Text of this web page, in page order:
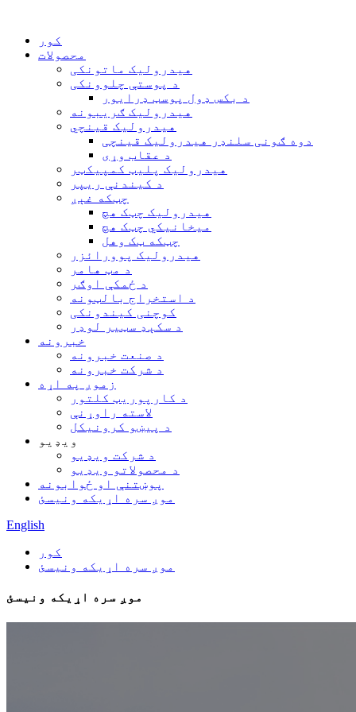
کور
محصولات
هیدرولیک ماتونکی
د پوستې چلوونکی
د بکس ډول پوسټ ډرایور
هیدرولیک ګریبونه
هیدرولیک قینچي
دوه ګونی سلنډر هیدرولیک قینچی
د عقاب وړی
هیدرولیک پلیټ کمپیکټر
د کیندنې ریپر
چټکه غېږ
هیدرولیک چټک هچ
میخانیکي چټک هچ
چټکه ټک وهل
هیدرولیک پوورائزر
د مټ هامر
د ځمکې اوګر
د استخراج بالټونه
کوچنی کیندونکی
د سکېډ سټیر لوډر
خبرونه
د صنعت خبرونه
د شرکت خبرونه
زموږ په اړه
د کارپوریټ کلتور
لاسته راوړنې
د پیښو کرونیکل
ویډیو
د شرکت ویډیو
د محصولاتو ویډیو
پوښتنې او ځوابونه
موږ سره اړیکه ونیسئ
English
کور
موږ سره اړیکه ونیسئ
موږ سره اړیکه ونیسئ